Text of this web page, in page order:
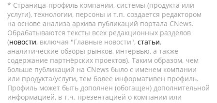
* Страница-профиль компании, системы (продукта или
услуги), технологии, персоны и т.п. создается редактором
на основе анализа архива публикаций портала CNews.
Обрабатываются тексты всех редакционных разделов
(новости, включая "Главные новости", статьи,
аналитические обзоры рынков, интервью, а также
содержание партнёрских проектов). Таким образом, чем
больше публикаций на CNews было с именем компании
или продукта/услуги, тем более информативен профиль.
Профиль может быть дополнен (обогащен) дополнительной
информацией, в т.ч. презентацией о компании или